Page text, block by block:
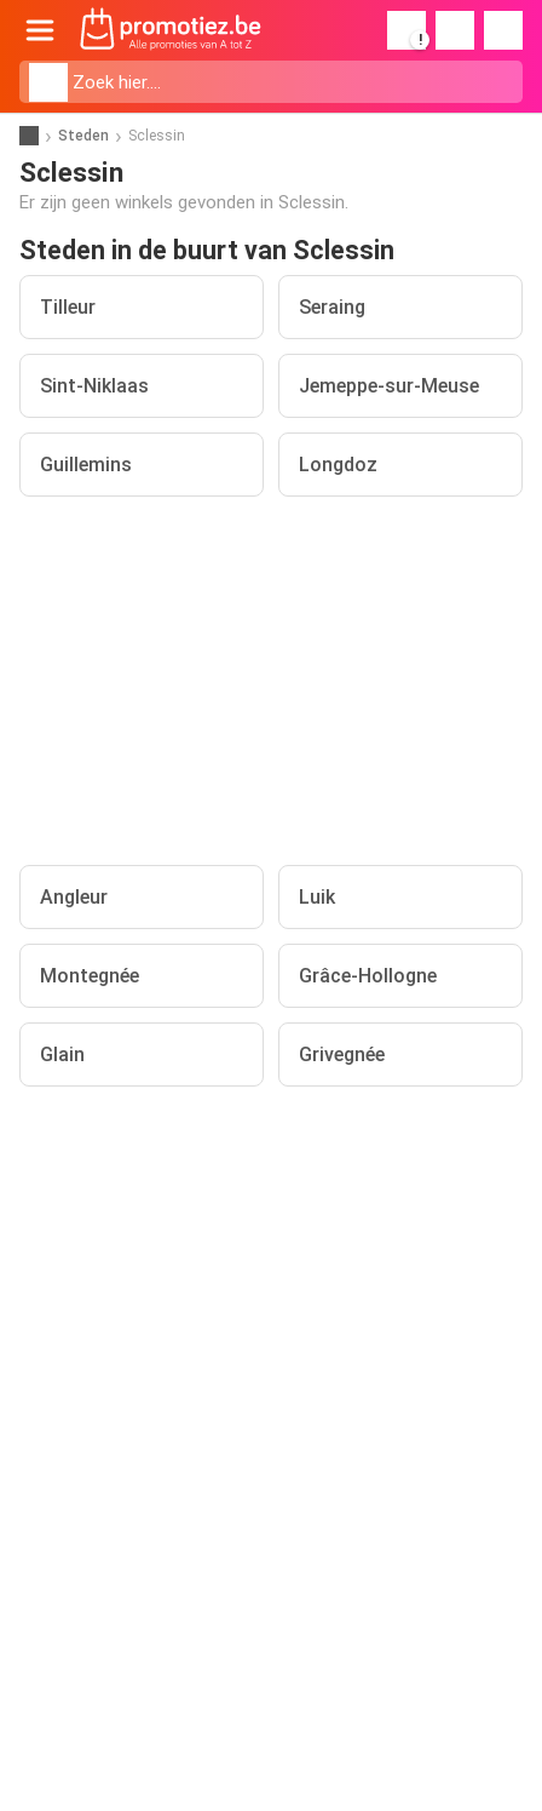
!
Steden Sclessin
Sclessin
Er zijn geen winkels gevonden in Sclessin.
Steden in de buurt van Sclessin
Tilleur Seraing
Sint-Niklaas Jemeppe-sur-Meuse
Guillemins Longdoz
Angleur Luik
Montegnée Grâce-Hollogne
Glain Grivegnée